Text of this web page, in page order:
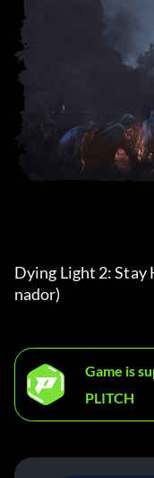
Dying Light 2: Stay
nador)
Game is
PLITCH